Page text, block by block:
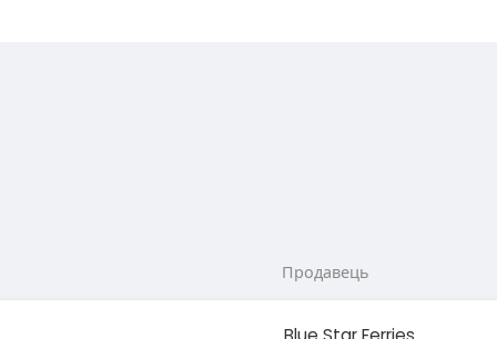
Продавець